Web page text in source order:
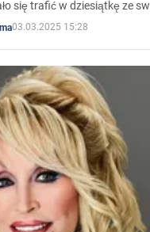
się trafić w dziesiątkę ze
03.03.2025 15:28